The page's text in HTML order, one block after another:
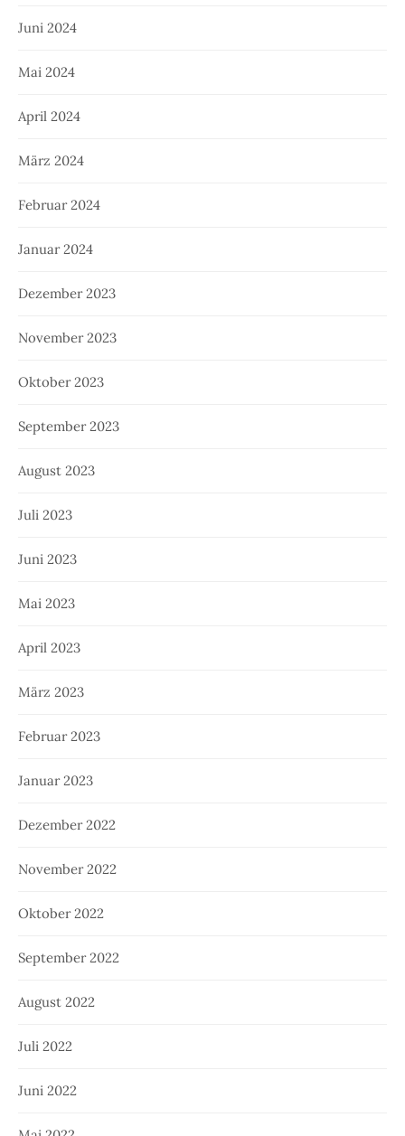
Juni 2024
Mai 2024
April 2024
März 2024
Februar 2024
Januar 2024
Dezember 2023
November 2023
Oktober 2023
September 2023
August 2023
Juli 2023
Juni 2023
Mai 2023
April 2023
März 2023
Februar 2023
Januar 2023
Dezember 2022
November 2022
Oktober 2022
September 2022
August 2022
Juli 2022
Juni 2022